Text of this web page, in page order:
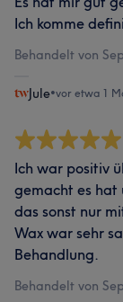
Ich komme
Behandelt von
Jule•vor etwa 1
Ich war positiv
gemacht es hat
das sonst nur
Wax war sehr
Behandlung.
Behandelt von